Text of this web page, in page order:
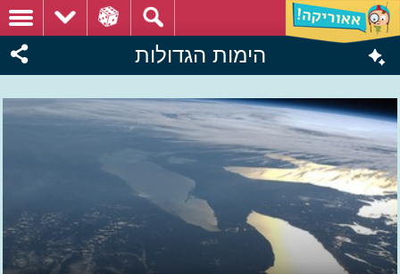
הימות הגדולות